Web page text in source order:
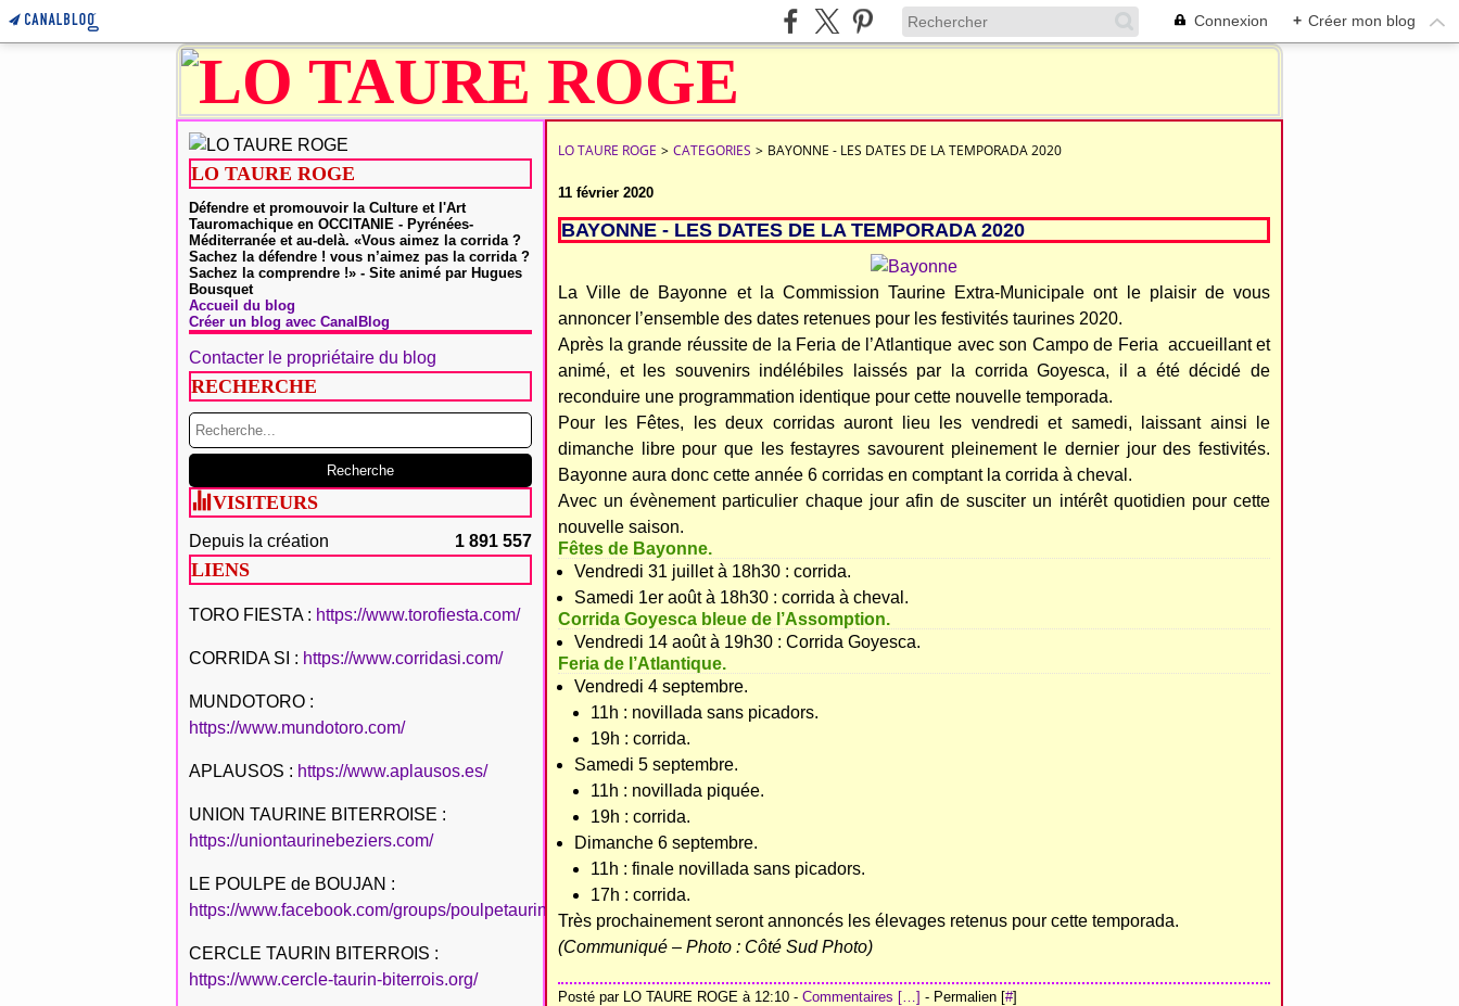
Connexion + Créer mon blog
LO TAURE ROGE
Défendre et promouvoir la Culture et l'Art
Tauromachique en OCCITANIE - Pyrénées-
Méditerranée et au-delà. «Vous aimez la corrida ?
Sachez la défendre ! vous n’aimez pas la corrida ?
Sachez la comprendre !» - Site animé par Hugues
Bousquet
Accueil du blog
Créer un blog avec CanalBlog
Contacter le propriétaire du blog
RECHERCHE
VISITEURS
Depuis la création 1 891 557
LIENS
TORO FIESTA : https://www.torofiesta.com/
CORRIDA SI : https://www.corridasi.com/
MUNDOTORO :
https://www.mundotoro.com/
APLAUSOS : https://www.aplausos.es/
UNION TAURINE BITERROISE :
https://uniontaurinebeziers.com/
LE POULPE de BOUJAN :
https://www.facebook.com/groups/poulpetaurinboujan/
CERCLE TAURIN BITERROIS :
https://www.cercle-taurin-biterrois.org/
LO TAURE ROGE > CATEGORIES > BAYONNE - LES DATES DE LA TEMPORADA 2020
11 février 2020
BAYONNE - LES DATES DE LA TEMPORADA 2020
La Ville de Bayonne et la Commission Taurine Extra-Municipale ont le plaisir de vous
annoncer l’ensemble des dates retenues pour les festivités taurines 2020.
Après la grande réussite de la Feria de l’Atlantique avec son Campo de Feria accueillant et
animé, et les souvenirs indélébiles laissés par la corrida Goyesca, il a été décidé de
reconduire une programmation identique pour cette nouvelle temporada.
Pour les Fêtes, les deux corridas auront lieu les vendredi et samedi, laissant ainsi le
dimanche libre pour que les festayres savourent pleinement le dernier jour des festivités.
Bayonne aura donc cette année 6 corridas en comptant la corrida à cheval.
Avec un évènement particulier chaque jour afin de susciter un intérêt quotidien pour cette
nouvelle saison.
Fêtes de Bayonne.
Vendredi 31 juillet à 18h30 : corrida.
Samedi 1er août à 18h30 : corrida à cheval.
Corrida Goyesca bleue de l’Assomption.
Vendredi 14 août à 19h30 : Corrida Goyesca.
Feria de l’Atlantique.
Vendredi 4 septembre.
11h : novillada sans picadors.
19h : corrida.
Samedi 5 septembre.
11h : novillada piquée.
19h : corrida.
Dimanche 6 septembre.
11h : finale novillada sans picadors.
17h : corrida.
Très prochainement seront annoncés les élevages retenus pour cette temporada.
(Communiqué – Photo : Côté Sud Photo)
Posté par LO TAURE ROGE à 12:10 - Commentaires […] - Permalien [#]